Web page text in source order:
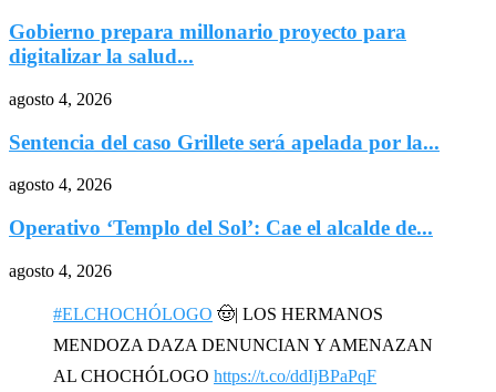
Gobierno prepara millonario proyecto para
digitalizar la salud...
agosto 4, 2026
Sentencia del caso Grillete será apelada por la...
agosto 4, 2026
Operativo ‘Templo del Sol’: Cae el alcalde de...
agosto 4, 2026
#ELCHOCHÓLOGO 🤠| LOS HERMANOS
MENDOZA DAZA DENUNCIAN Y AMENAZAN
AL CHOCHÓLOGO https://t.co/ddIjBPaPqF